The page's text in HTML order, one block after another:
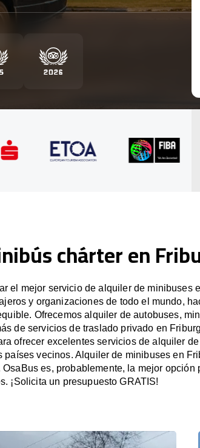
chárter en
el mejor servicio de alquiler de minibuses
y organizaciones de todo el mundo,
Ofrecemos alquiler de autobuses,
de servicios de traslado privado en
ofrecer excelentes servicios de alquiler
países vecinos. Alquiler de minibuses en
es, probablemente, la mejor opción
¡Solicita un presupuesto GRATIS!